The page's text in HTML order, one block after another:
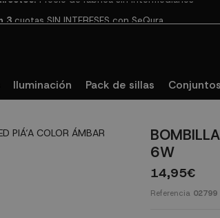
Iluminación Pack de sillas
6W
14,95€
Referencia 02799